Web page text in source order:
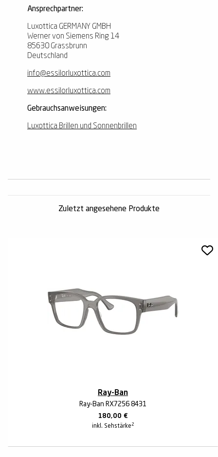
Ansprechpartner:
Luxottica GERMANY GMBH
Werner von Siemens Ring 14
85630 Grassbrunn
Deutschland
info@essilorluxottica.com
www.essilorluxottica.com
Gebrauchsanweisungen:
Luxottica Brillen und Sonnenbrillen
Zuletzt angesehene Produkte
Ray-Ban
Ray-Ban RX7256 8431
180,00 €
inkl. Sehstärke 2